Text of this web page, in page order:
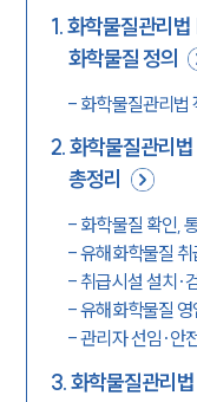
1.화학물질관리법
화학물질 정의
- 화학물질관리법
2.화학물질관리
총정리
- 화학물질 확인,
-유해화학물질
-취급시설 설치·
-유해화학물질 영
-관리자 선임·안
3.화학물질관리